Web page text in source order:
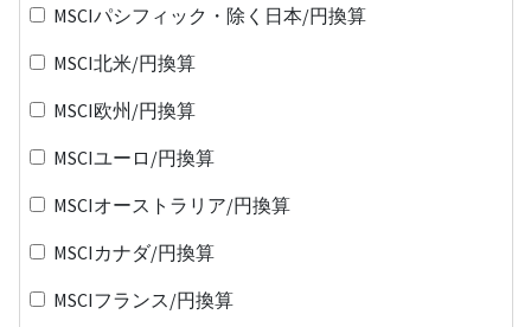
MSCIパシフィック・除く日本/円換算
MSCI北米/円換算
MSCI欧州/円換算
MSCIユーロ/円換算
MSCIオーストラリア/円換算
MSCIカナダ/円換算
MSCIフランス/円換算